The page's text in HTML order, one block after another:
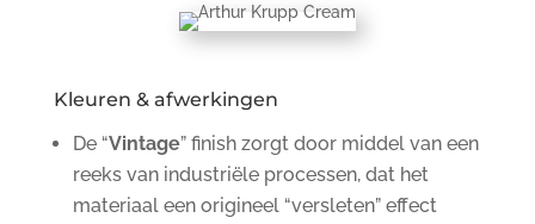
Kleuren & afwerkingen
De “Vintage” finish zorgt door middel van een
reeks van industriële processen, dat het
materiaal een origineel “versleten” effect